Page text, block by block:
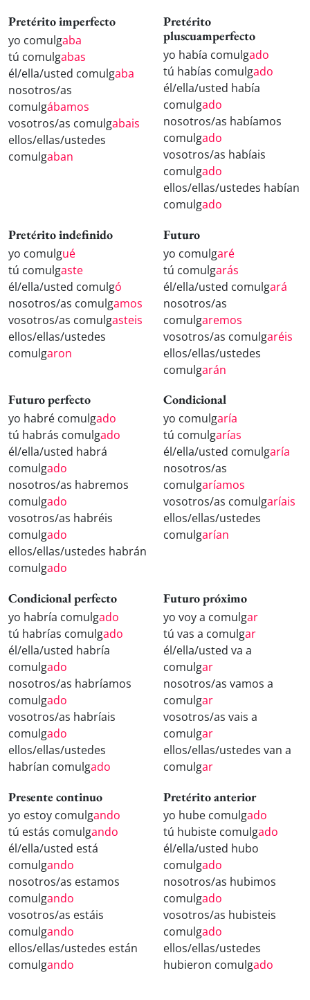
Pretérito imperfecto
yo comulgaba
tú comulgabas
él/ella/usted comulgaba
nosotros/as
comulgábamos
vosotros/as comulgabais
ellos/ellas/ustedes
comulgaban
Pretérito
pluscuamperfecto
yo había comulgado
tú habías comulgado
él/ella/usted había
comulgado
nosotros/as habíamos
comulgado
vosotros/as habíais
comulgado
ellos/ellas/ustedes habían
comulgado
Pretérito indefinido
yo comulgué
tú comulgaste
él/ella/usted comulgó
nosotros/as comulgamos
vosotros/as comulgasteis
ellos/ellas/ustedes
comulgaron
Futuro
yo comulgaré
tú comulgarás
él/ella/usted comulgará
nosotros/as
comulgaremos
vosotros/as comulgaréis
ellos/ellas/ustedes
comulgarán
Futuro perfecto
yo habré comulgado
tú habrás comulgado
él/ella/usted habrá
comulgado
nosotros/as habremos
comulgado
vosotros/as habréis
comulgado
ellos/ellas/ustedes habrán
comulgado
Condicional
yo comulgaría
tú comulgarías
él/ella/usted comulgaría
nosotros/as
comulgaríamos
vosotros/as comulgaríais
ellos/ellas/ustedes
comulgarían
Condicional perfecto
yo habría comulgado
tú habrías comulgado
él/ella/usted habría
comulgado
nosotros/as habríamos
comulgado
vosotros/as habríais
comulgado
ellos/ellas/ustedes
habrían comulgado
Futuro próximo
yo voy a comulgar
tú vas a comulgar
él/ella/usted va a
comulgar
nosotros/as vamos a
comulgar
vosotros/as vais a
comulgar
ellos/ellas/ustedes van a
comulgar
Presente continuo
yo estoy comulgando
tú estás comulgando
él/ella/usted está
comulgando
nosotros/as estamos
comulgando
vosotros/as estáis
comulgando
ellos/ellas/ustedes están
comulgando
Pretérito anterior
yo hube comulgado
tú hubiste comulgado
él/ella/usted hubo
comulgado
nosotros/as hubimos
comulgado
vosotros/as hubisteis
comulgado
ellos/ellas/ustedes
hubieron comulgado